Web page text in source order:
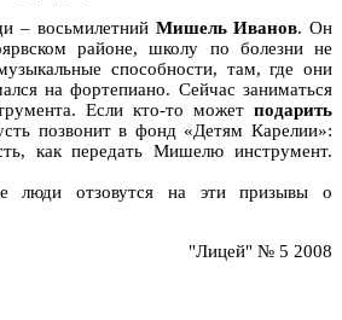
– восьмилетний Мишель Иванов. Он
районе, школу по болезни не
способности, там, где они
на фортепиано. Сейчас заниматься
Если кто-то можетподарить
позвонит в фонд «Детям Карелии»:
как передать Мишелю инструмент.
люди отзовутся на эти призывы о
"Лицей" № 5 2008